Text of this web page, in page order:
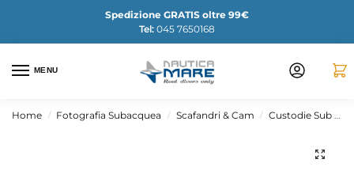
Spedizione GRATIS oltre 99€
Tel: 045 7650168
MENU
Home / Fotografia Subacquea / Scafandri & Cam / Custodie Sub GoPRO T-Housing